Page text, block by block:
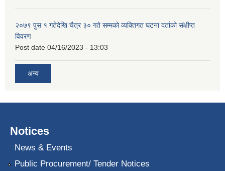
२०७९ पुस १ गतेदेखि चैत्र ३० गते सम्मको व्यक्तिगत घटना दर्ताको संक्षीप्त
विवरण
Post date 04/16/2023 - 13:03
अन्य
Notices
News & Events
Public Procurement/ Tender Notices